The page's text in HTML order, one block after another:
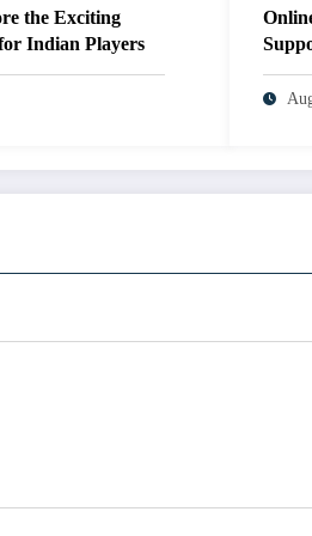
the Exciting
Indian Players
CRM